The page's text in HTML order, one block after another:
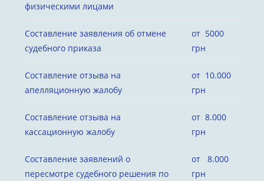
физическими лицами
Составление заявления об отмене
судебного приказа
от 5000
грн
Составление отзыва на
апелляционную жалобу
от 10.000
грн
Составление отзыва на
кассационную жалобу
от 8.000
грн
Составление заявлений о
пересмотре судебного решения по
от 8.000
грн